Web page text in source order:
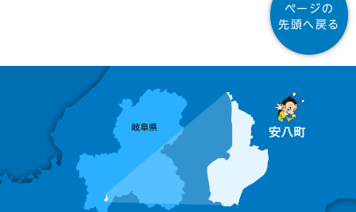
ページの
先頭へ戻る